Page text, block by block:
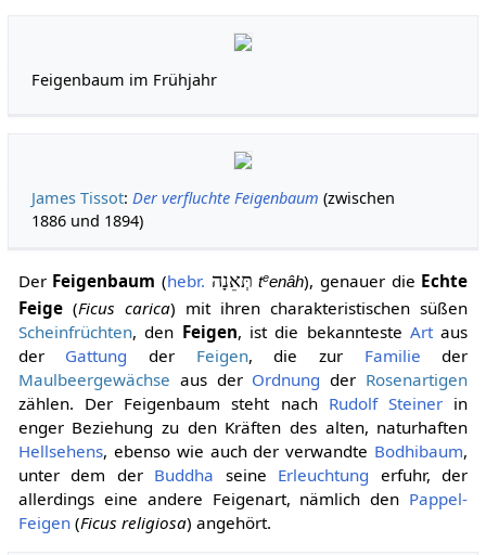
Feigenbaum im Frühjahr
James Tissot:Der verfluchte Feigenbaum (zwischen
1886 und 1894)
Der Feigenbaum (hebr. תְּאֵנָה teenâh), genauer die Echte
Feige(Ficus carica) mit ihren charakteristischen süßen
Scheinfrüchten, den Feigen, ist die bekannteste Artaus
der Gattung der Feigen, die zur Familie der
Maulbeergewächse aus der Ordnung der Rosenartigen
zählen. Der Feigenbaum steht nach Rudolf Steiner in
enger Beziehung zu den Kräften des alten, naturhaften
Hellsehens, ebenso wie auch der verwandte Bodhibaum,
unter dem der Buddha seine Erleuchtung erfuhr, der
allerdings eine andere Feigenart, nämlich den Pappel-
Feigen(Ficus religiosa) angehört.